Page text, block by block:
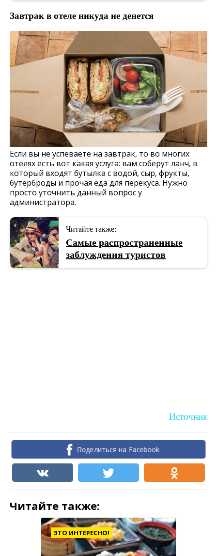
Завтрак в отеле никуда не денется
Если вы не успеваете на завтрак, то во многих
отелях есть вот какая услуга: вам соберут ланч, в
который входят бутылка с водой, сыр, фрукты,
бутерброды и прочая еда для перекуса. Нужно
просто уточнить данный вопрос у
администратора.
Читайте также:
Самые распространенные
заблуждения туристов
Источник
Поделиться на Facebook
Читайте также:
ЭТО ИНТЕРЕСНО!